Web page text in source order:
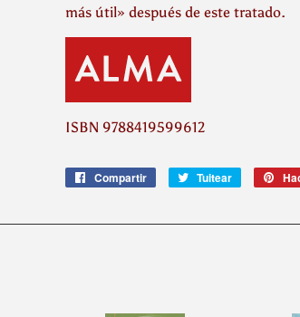
más útil» después de este tratado.
ISBN 9788419599612
Compartir
CompartirTuitear
Tuitear